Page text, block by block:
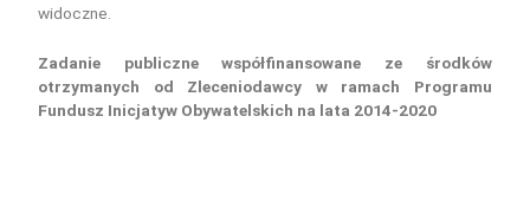
widoczne.
Zadanie publiczne współfinansowane ze środków
otrzymanych od Zleceniodawcy w ramach Programu
Fundusz Inicjatyw Obywatelskich na lata 2014-2020